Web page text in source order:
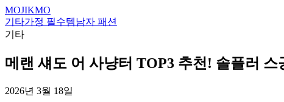
MOJIKMO
기타가정 필수템남자 패션
기타
메랜 섀도 어 사냥터 TOP3 추천! 솔플러 스
2026년 3월 18일